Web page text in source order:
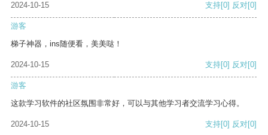
2024-10-15
支持[0] 反对[0]
游客
梯子神器，ins随便看，美美哒！
2024-10-15 支持[0] 反对[0]
游客
这款学习软件的社区氛围非常好，可以与其他学习者交流学习心得。
2024-10-15 支持[0] 反对[0]